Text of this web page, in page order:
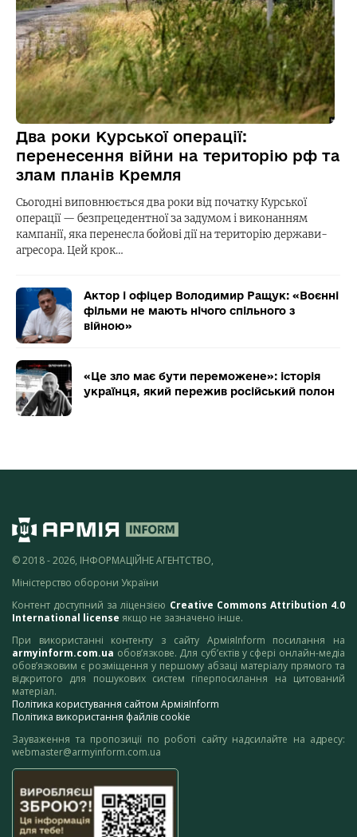
Два роки Курської операції:
перенесення війни на територію рф та
злам планів Кремля
Сьогодні виповнюється два роки від початку Курської
операції — безпрецедентної за задумом і виконанням
кампанії, яка перенесла бойові дії на територію держави-
агресора. Цей крок…
Актор і офіцер Володимир Ращук: «Воєнні
фільми не мають нічого спільного з
війною»
«Це зло має бути переможене»: історія
українця, який пережив російський полон
© 2018 - 2026, ІНФОРМАЦІЙНЕ АГЕНТСТВО,
Міністерство оборони України
Контент доступний за ліцензією Creative Commons Attribution 4.0
International license якщо не зазначено інше.
При використанні контенту з сайту АрміяInform посилання на
armyinform.com.ua обов’язкове. Для суб’єктів у сфері онлайн-медіа
обов’язковим є розміщення у першому абзаці матеріалу прямого та
відкритого для пошукових систем гіперпосилання на цитований
матеріал.
Політика користування сайтом АрміяInform
Політика використання файлів cookie
Зауваження та пропозиції по роботі сайту надсилайте на адресу:
webmaster@armyinform.com.ua